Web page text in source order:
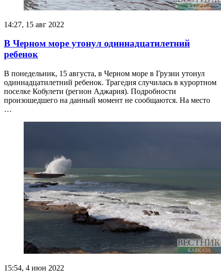
14:27, 15 авг 2022
В Черном море утонул одиннадцатилетний
ребенок
В понедельник, 15 августа, в Черном море в Грузии утонул
одиннадцатилетний ребенок. Трагедия случилась в курортном
поселке Кобулети (регион Аджария). Подробности
произошедшего на данный момент не сообщаются. На место
…
15:54, 4 июн 2022